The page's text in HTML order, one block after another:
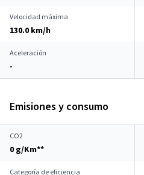
Velocidad máxima
130.0 km/h
Aceleración
-
Emisiones y consumo
CO2
0 g/Km**
Categoría de eficiencia